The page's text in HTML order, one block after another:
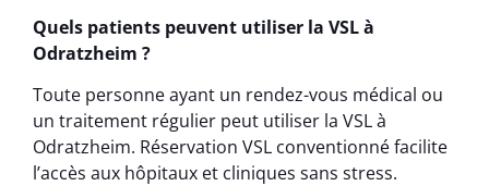
Quels patients peuvent utiliser la VSL à
Odratzheim ?
Toute personne ayant un rendez-vous médical ou
un traitement régulier peut utiliser la VSL à
Odratzheim. Réservation VSL conventionné facilite
l’accès aux hôpitaux et cliniques sans stress.